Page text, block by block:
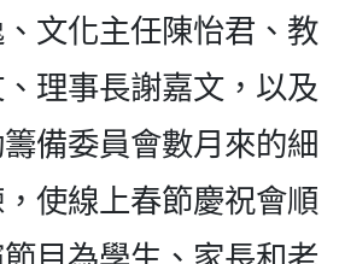
文化主任陳怡君、教
理事長謝嘉文，以及
備委員會數月來的細
使線上春節慶祝會順